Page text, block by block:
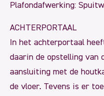
Plafondafwerking:
ACHTERPORTAAL
In het achterportaal
daarin de opstelling van
aansluiting met de
de vloer. Tevens is er